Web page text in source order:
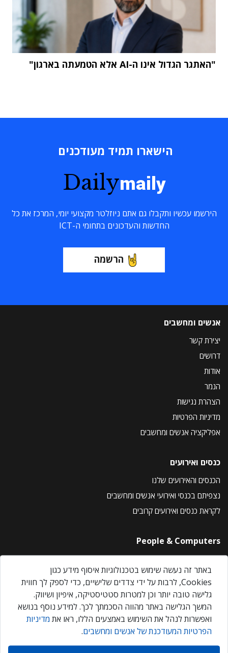
"האתגר הגדול אינו ה-AI אלא הטמעתה בארגון"
הישארו תמיד מעודכנים
Dailymaily
הירשמו עכשיו ותקבלו גם אתם ניוזלטר מקצועי יומי, המרכז את כל
החדשות והעדכונים בתחומי ה-ICT
הרשמה
אנשים ומחשבים
יצירת קשר
דרושים
אודות
הנמר
הצהרת נגישות
מדיניות הפרטיות
אפליקציה אנשים ומחשבים
כנסים ואירועים
הכנסים והאירועים שלנו
נצפיתם בכנסי ואירועי אנשים ומחשבים
לקראת כנסים ואירועים קרובים
People & Computers
About Us
Privacy Policy
Contact Us
Our Events
אנשים ומחשבים © 2026 – כל הזכויות שמורות
באתר זה נעשה שימוש בטכנולוגיות איסוף מידע כגון
Cookies, לרבות על ידי צדדים שלישיים, כדי לספק לך חווית
גלישה טובה יותר וכן למטרות סטטיסטיקה, איפיון ושיווק.
המשך הגלישה באתר מהווה הסכמתך לכך. למידע נוסף בנושא
ואפשרות לנהל את השימוש באמצעים הללו, ראו את מדיניות
הפרטיות המעודכנת של אנשים ומחשבים.